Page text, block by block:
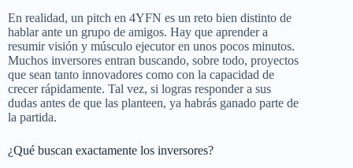
En realidad, un pitch en 4YFN es un reto bien distinto de
hablar ante un grupo de amigos. Hay que aprender a
resumir visión y músculo ejecutor en unos pocos minutos.
Muchos inversores entran buscando, sobre todo, proyectos
que sean tanto innovadores como con la capacidad de
crecer rápidamente. Tal vez, si logras responder a sus
dudas antes de que las planteen, ya habrás ganado parte de
la partida.
¿Qué buscan exactamente los inversores?